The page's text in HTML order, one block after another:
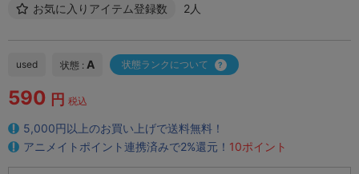
お気に入りアイテム登録数 2人
used 状態 : A 状態ランクについて
590 円 税込
5,000円以上のお買い上げで送料無料！
アニメイトポイント連携済みで2%還元！ 10ポイント